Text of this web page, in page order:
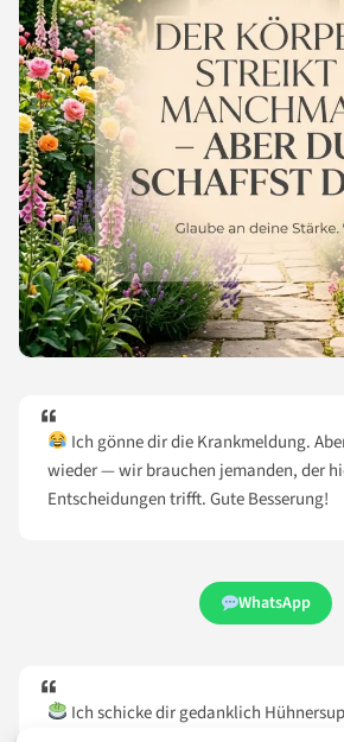
Ich gönne dir die Krankmeldung.
wieder — wir brauchen jemanden, der
Entscheidungen trifft. Gute Besserung!
WhatsApp
Ich schicke dir gedanklich